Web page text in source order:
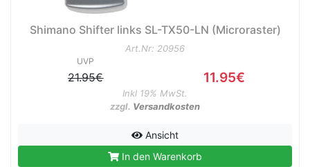
Shimano Shifter links SL-TX50-LN (Microraster)
Art.Nr: 20956
UVP
21.95€ 11.95€
Inkl 19% MwSt.
zzgl. Versandkosten
Ansicht
In den Warenkorb